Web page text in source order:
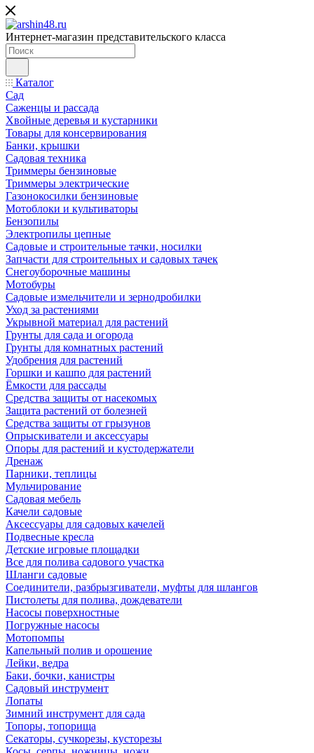
Интернет-магазин представительского класса
Каталог
Сад
Саженцы и рассада
Хвойные деревья и кустарники
Товары для консервирования
Банки, крышки
Садовая техника
Триммеры бензиновые
Триммеры электрические
Газонокосилки бензиновые
Мотоблоки и культиваторы
Бензопилы
Электропилы цепные
Садовые и строительные тачки, носилки
Запчасти для строительных и садовых тачек
Снегоуборочные машины
Мотобуры
Садовые измельчители и зернодробилки
Уход за растениями
Укрывной материал для растений
Грунты для сада и огорода
Грунты для комнатных растений
Удобрения для растений
Горшки и кашпо для растений
Ёмкости для рассады
Средства защиты от насекомых
Защита растений от болезней
Средства защиты от грызунов
Опрыскиватели и аксессуары
Опоры для растений и кустодержатели
Дренаж
Парники, теплицы
Мульчирование
Садовая мебель
Качели садовые
Аксессуары для садовых качелей
Подвесные кресла
Детские игровые площадки
Все для полива садового участка
Шланги садовые
Соединители, разбрызгиватели, муфты для шлангов
Пистолеты для полива, дождеватели
Насосы поверхностные
Погружные насосы
Мотопомпы
Капельный полив и орошение
Лейки, ведра
Баки, бочки, канистры
Садовый инструмент
Лопаты
Зимний инструмент для сада
Топоры, топорища
Секаторы, сучкорезы, кусторезы